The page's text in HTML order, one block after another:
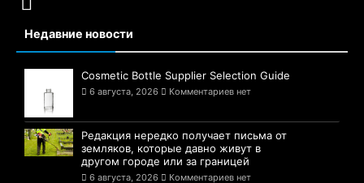
Недавние новости
Cosmetic Bottle Supplier Selection Guide
6 августа, 2026 Комментариев нет
Редакция нередко получает письма от
земляков, которые давно живут в
другом городе или за границей
6 августа, 2026 Комментариев нет